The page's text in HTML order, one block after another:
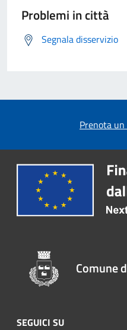
Problemi in città
Segnala disservizio
Prenota
Comune
SEGUICI SU